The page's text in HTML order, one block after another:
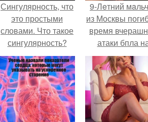
Сингулярность, что
это простыми
словами. Что такое
сингулярность?
9-Лeтний
из Москвы
время
атаки бпла
пляже под